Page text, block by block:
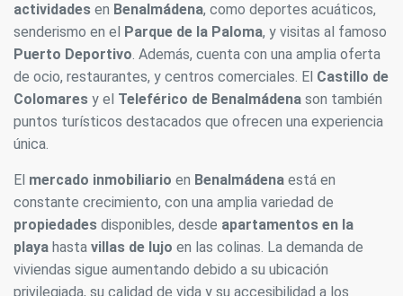
actividades en Benalmádena, como deportes acuáticos,
senderismo en el
Parque de la Paloma, y visitas al famoso
Puerto Deportivo. Además, cuenta con una amplia oferta
de ocio, restaurantes, y centros comerciales. El Castillo de
Colomares y el Teleférico de Benalmádena son también
puntos turísticos destacados que ofrecen una experiencia
única.
El mercado inmobiliario en Benalmádena está en
constante crecimiento, con una amplia variedad de
propiedades disponibles, desde apartamentos en la
playa hasta villas de lujo en las colinas. La demanda de
viviendas sigue aumentando debido a su ubicación
privilegiada, su calidad de vida y su accesibilidad a los